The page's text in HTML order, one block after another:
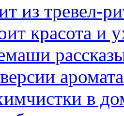
из тревел-
красота
в